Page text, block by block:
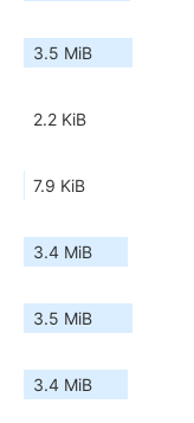
3.5 MiB
2.2 KiB
7.9 KiB
3.4 MiB
3.5 MiB
3.4 MiB